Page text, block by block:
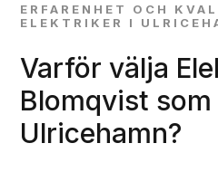
ERFARENHET OCH
ELEKTRIKER I
Varför välja
Blomqvist
Ulricehamn?